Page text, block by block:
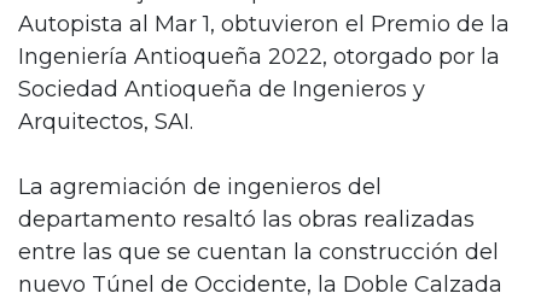
Autopista al Mar 1, obtuvieron el Premio de la
Ingeniería Antioqueña 2022, otorgado por la
Sociedad Antioqueña de Ingenieros y
Arquitectos, SAI.
La agremiación de ingenieros del
departamento resaltó las obras realizadas
entre las que se cuentan la construcción del
nuevo Túnel de Occidente, la Doble Calzada